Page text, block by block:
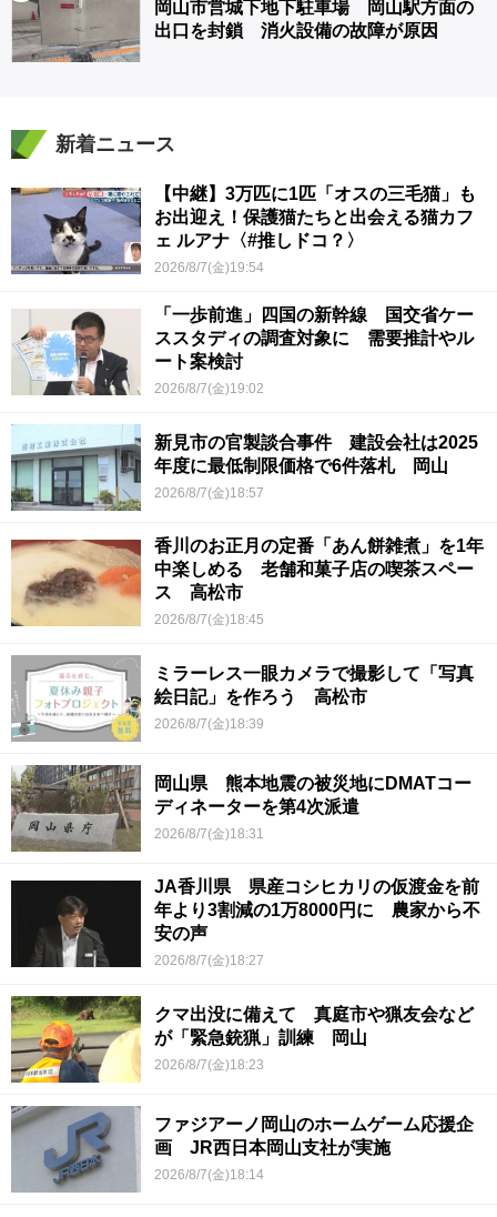
岡山市営城下地下駐車場 岡山駅方面の
出口を封鎖 消火設備の故障が原因
新着ニュース
【中継】3万匹に1匹「オスの三毛猫」も
お出迎え！保護猫たちと出会える猫カフ
ェ ルアナ〈#推しドコ？〉
2026/8/7(金)19:54
「一歩前進」四国の新幹線 国交省ケー
ススタディの調査対象に 需要推計やル
ート案検討
2026/8/7(金)19:02
新見市の官製談合事件 建設会社は2025
年度に最低制限価格で6件落札 岡山
2026/8/7(金)18:57
香川のお正月の定番「あん餅雑煮」を1年
中楽しめる 老舗和菓子店の喫茶スペー
ス 高松市
2026/8/7(金)18:45
ミラーレス一眼カメラで撮影して「写真
絵日記」を作ろう 高松市
2026/8/7(金)18:39
岡山県 熊本地震の被災地にDMATコー
ディネーターを第4次派遣
2026/8/7(金)18:31
JA香川県 県産コシヒカリの仮渡金を前
年より3割減の1万8000円に 農家から不
安の声
2026/8/7(金)18:27
クマ出没に備えて 真庭市や猟友会など
が「緊急銃猟」訓練 岡山
2026/8/7(金)18:23
ファジアーノ岡山のホームゲーム応援企
画 JR西日本岡山支社が実施
2026/8/7(金)18:14